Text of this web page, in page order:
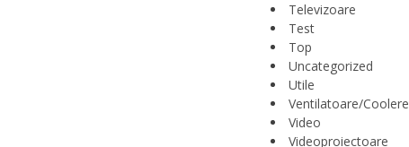
Televizoare
Test
Top
Uncategorized
Utile
Ventilatoare/Coolere
Video
Videoproiectoare